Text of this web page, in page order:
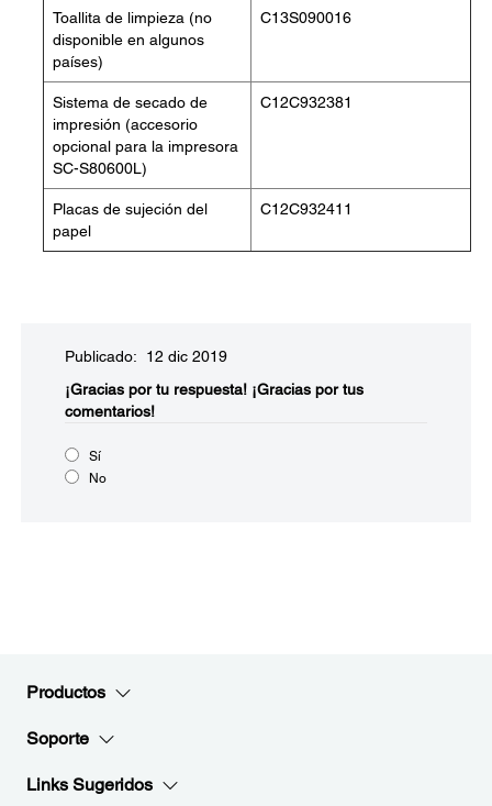
Toallita de limpieza (no
disponible en algunos
países)
C13S090016
Sistema de secado de
impresión (accesorio
opcional para la impresora
SC-S80600L)
C12C932381
Placas de sujeción del
papel
C12C932411
Publicado: 12 dic 2019
¡Gracias por tu respuesta! ¡Gracias por tus
comentarios!
Sí
No
Productos
Soporte
Links Sugeridos